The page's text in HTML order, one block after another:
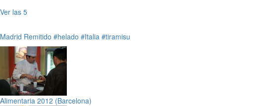
Ver las 5
Madrid Remitido #helado #Italia #tiramisu
Alimentaria 2012 (Barcelona)